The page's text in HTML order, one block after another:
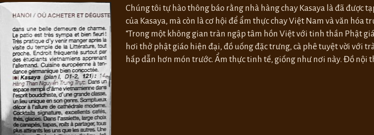
Chúng tôi tự hào thông báo rằng nhà hàng chay Kasaya là đã được
của Kasaya, mà còn là cơ hội để ẩm thực chay Việt Nam và văn hóa
“Trong một không gian tràn ngập tâm hồn Việt với tinh thần Phật
hơi thở phật giáo hiện đại, đồ uống đặc trưng, ​​cà phê tuyệt vời với
hấp dẫn hơn món trước. Ẩm thực tinh tế, giống như nơi này. Đồ nội